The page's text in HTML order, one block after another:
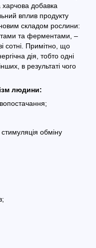
добавка
вплив продукту
складом рослини:
та ферментами, –
сотні. Примітно, що
дія, тобто одні
в результаті чого
людини:
обміну